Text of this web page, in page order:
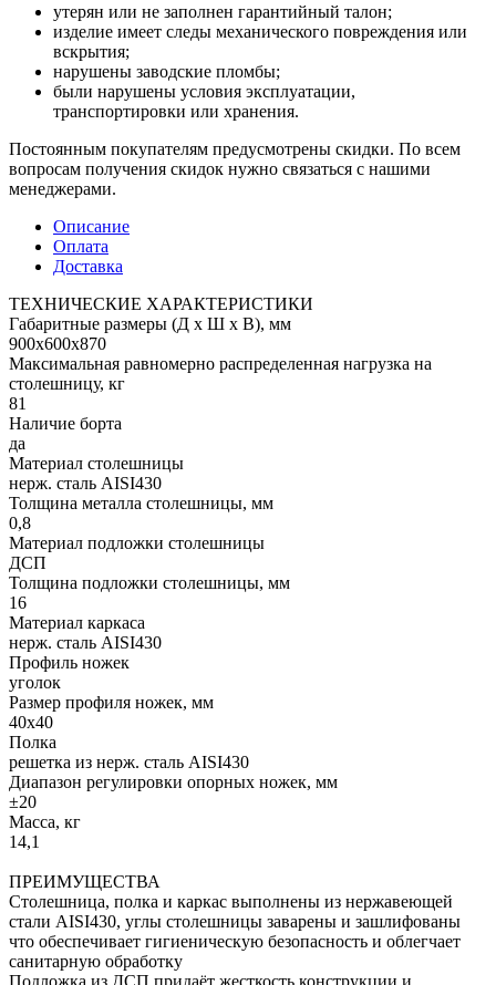
утерян или не заполнен гарантийный талон;
изделие имеет следы механического повреждения или
вскрытия;
нарушены заводские пломбы;
были нарушены условия эксплуатации,
транспортировки или хранения.
Постоянным покупателям предусмотрены скидки. По всем
вопросам получения скидок нужно связаться с нашими
менеджерами.
Описание
Оплата
Доставка
ТЕХНИЧЕСКИЕ ХАРАКТЕРИСТИКИ
Габаритные размеры (Д х Ш х В), мм
900х600х870
Максимальная равномерно распределенная нагрузка на
столешницу, кг
81
Наличие борта
да
Материал столешницы
нерж. сталь AISI430
Толщина металла столешницы, мм
0,8
Материал подложки столешницы
ДСП
Толщина подложки столешницы, мм
16
Материал каркаса
нерж. сталь AISI430
Профиль ножек
уголок
Размер профиля ножек, мм
40х40
Полка
решетка из нерж. сталь AISI430
Диапазон регулировки опорных ножек, мм
±20
Масса, кг
14,1
ПРЕИМУЩЕСТВА
Столешница, полка и каркас выполнены из нержавеющей
стали AISI430, углы столешницы заварены и зашлифованы
что обеспечивает гигиеническую безопасность и облегчает
санитарную обработку
Подложка из ДСП придаёт жесткость конструкции и